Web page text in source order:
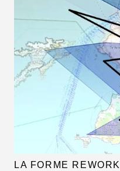
LA FORME REWORK